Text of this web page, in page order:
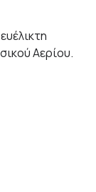
Αερίου.